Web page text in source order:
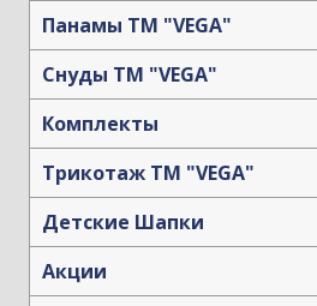
Панамы TM "VEGA"
Снуды ТМ "VEGA"
Комплекты
Трикотаж TM "VEGA"
Детские Шапки
Акции